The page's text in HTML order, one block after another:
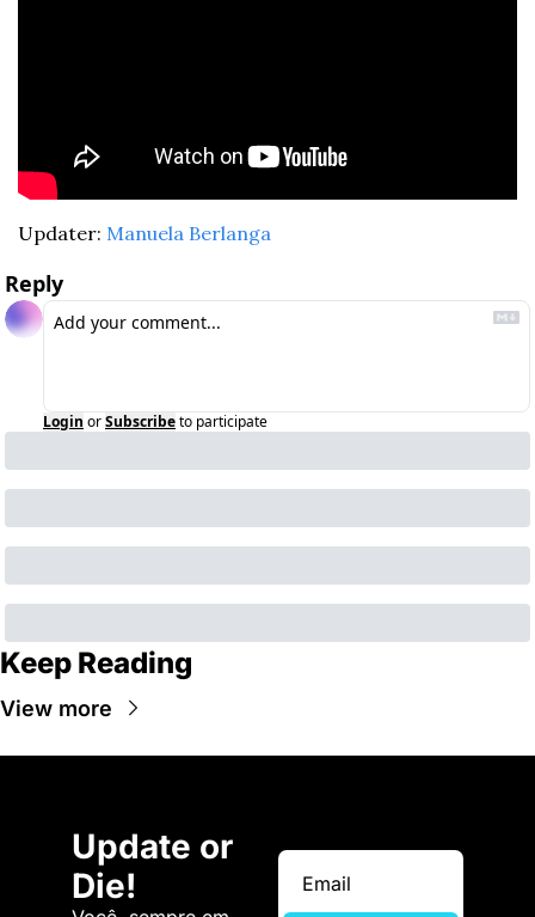
Updater: Manuela Berlanga
Reply
Login orSubscribeto participate
Keep Reading
View more
Update or
Die!